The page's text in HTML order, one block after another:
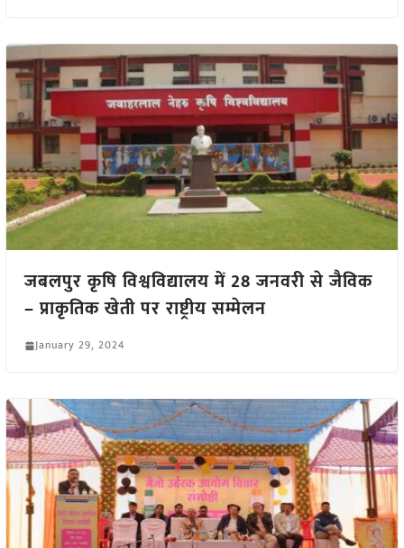
जबलपुर कृषि विश्वविद्यालय में 28 जनवरी से जैविक
– प्राकृतिक खेती पर राष्ट्रीय सम्मेलन
January 29, 2024